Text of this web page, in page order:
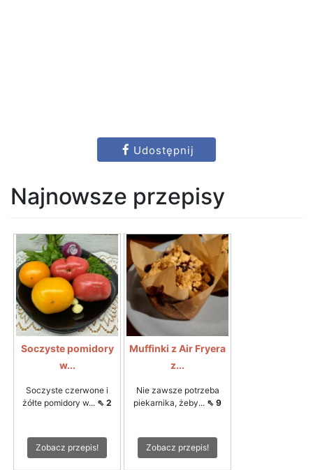
Udostępnij
Najnowsze przepisy
Soczyste pomidory
w...
Soczyste czerwone i
żółte pomidory w... ⇖ 2
Zobacz przepis!
Muffinki z Air Fryera
z...
Nie zawsze potrzeba
piekarnika, żeby... ⇖ 9
Zobacz przepis!